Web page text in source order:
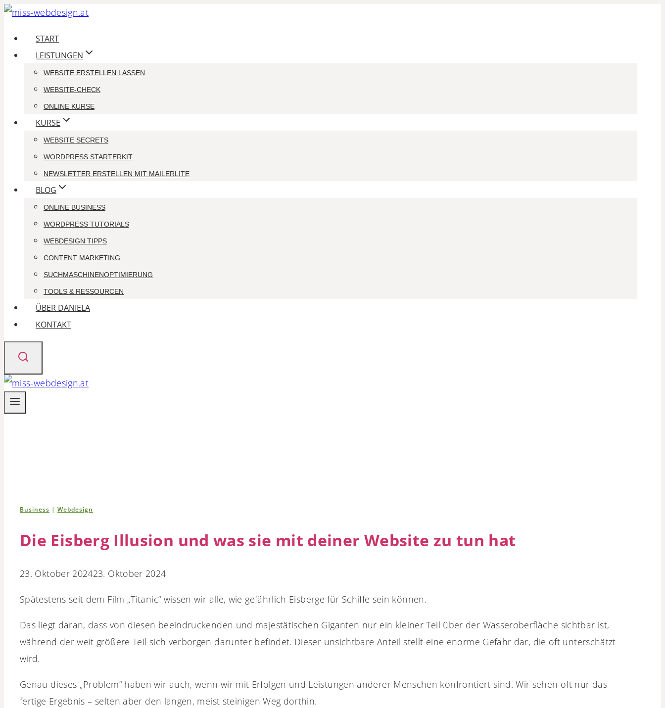
Zum
springen
START
LEISTUNGEN
WEBSITE ERSTELLEN LASSEN
WEBSITE-CHECK
ONLINE KURSE
KURSE
WEBSITE SECRETS
WORDPRESS STARTERKIT
NEWSLETTER ERSTELLEN MIT MAILERLITE
BLOG
ONLINE BUSINESS
WORDPRESS TUTORIALS
WEBDESIGN TIPPS
CONTENT MARKETING
SUCHMASCHINEN­OPTIMIERUNG
TOOLS & RESSOURCEN
ÜBER DANIELA
KONTAKT
Business | Webdesign
Die Eisberg Illusion und was sie mit deiner Website zu tun hat
23. Oktober 202423. Oktober 2024
Spätestens seit dem Film „Titanic“ wissen wir alle, wie gefährlich Eisberge für Schiffe sein können.
Das liegt daran, dass von diesen beeindruckenden und majestätischen Giganten nur ein kleiner Teil über der Wasseroberfläche sichtbar ist,
während der weit größere Teil sich verborgen darunter befindet. Dieser unsichtbare Anteil stellt eine enorme Gefahr dar, die oft unterschätzt
wird.
Genau dieses „Problem“ haben wir auch, wenn wir mit Erfolgen und Leistungen anderer Menschen konfrontiert sind. Wir sehen oft nur das
fertige Ergebnis – selten aber den langen, meist steinigen Weg dorthin.